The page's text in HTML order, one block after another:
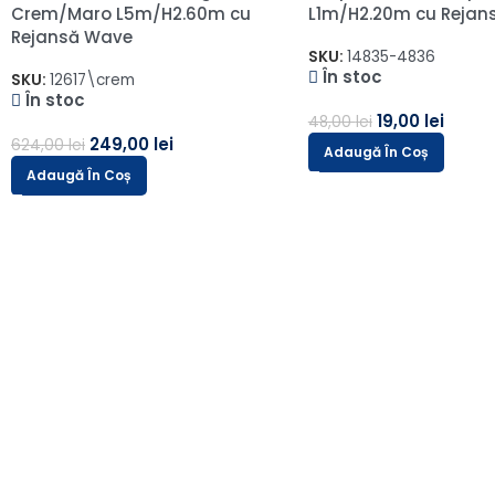
Blackout 100% Gri Deschis
L1m/H3m cu Rejansa Wave
SKU: PANAMA 103--2
În stoc
138,00lei 55,00lei
Adaugă În Coș
opaca 70% Gri
SKU:A18/ARS205-1-1-1-1
98,00lei 39,00lei
Adaugă În Coș